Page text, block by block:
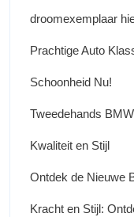
droomexemplaar
Prachtige Auto
Schoonheid Nu!
Tweedehands
Kwaliteit en Stijl
Ontdek de Nieuwe
Kracht en Stijl: